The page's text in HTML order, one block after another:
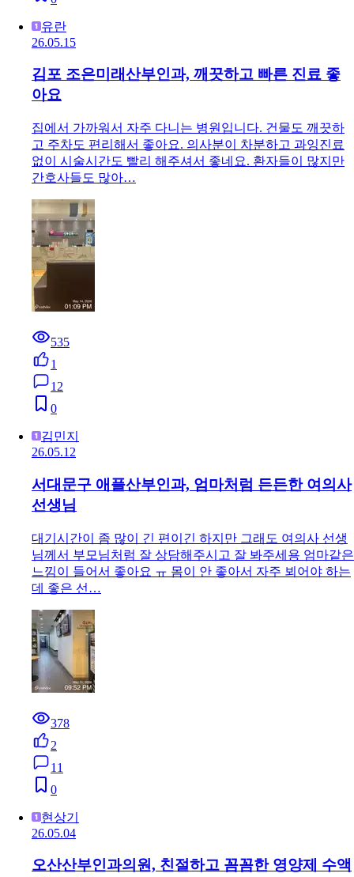
유란
26.05.15
김포 조은미래산부인과, 깨끗하고 빠른 진료 좋
아요
집에서 가까워서 자주 다니는 병원입니다. 건물도 깨끗하
고 주차도 편리해서 좋아요. 의사분이 차분하고 과잉진료
없이 시술시간도 빨리 해주셔서 좋네요. 환자들이 많지만
간호사들도 많아…
535
1
12
0
김민지
26.05.12
서대문구 애플산부인과, 엄마처럼 든든한 여의사
선생님
대기시간이 좀 많이 긴 편이긴 하지만 그래도 여의사 선생
님께서 부모님처럼 잘 상담해주시고 잘 봐주세용 엄마같은
느낌이 들어서 좋아요 ㅠ 몸이 안 좋아서 자주 뵈어야 하는
데 좋은 선…
378
2
11
0
현상기
26.05.04
오산산부인과의원, 친절하고 꼼꼼한 영양제 수액